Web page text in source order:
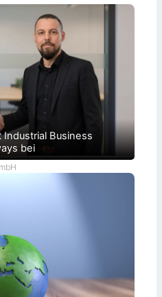
Industrial Business
bei